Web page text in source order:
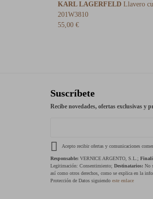
KARL LAGERFELD Llavero
201W3810
55,00 €
Suscríbete
Recibe novedades, ofertas exclusivas y
Acepto recibir ofertas y comunicaciones
Responsable: VERNICE ARGENTO, S.L.;
Legitimación: Consentimiento; Destinatarios: No
así como otros derechos, como se explica en la
Protección de Datos siguiendo este enlace